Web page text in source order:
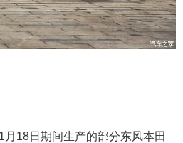
18日期间生产的部分东风本田